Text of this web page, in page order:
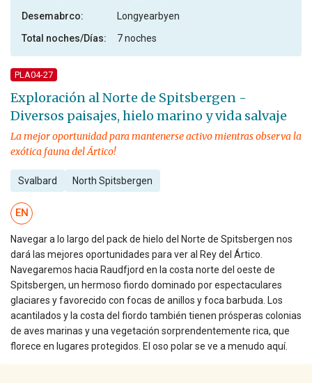
PLA04-27
Exploración al Norte de Spitsbergen -
Diversos paisajes, hielo marino y vida salvaje
La mejor oportunidad para mantenerse activo mientras observa la
exótica fauna del Ártico!
Svalbard North Spitsbergen
EN
Navegar a lo largo del pack de hielo del Norte de Spitsbergen nos
dará las mejores oportunidades para ver al Rey del Ártico.
Navegaremos hacia Raudfjord en la costa norte del oeste de
Spitsbergen, un hermoso fiordo dominado por espectaculares
glaciares y favorecido con focas de anillos y foca barbuda. Los
acantilados y la costa del fiordo también tienen prósperas colonias
de aves marinas y una vegetación sorprendentemente rica, que
florece en lugares protegidos. El oso polar se ve a menudo aquí.
Desemabrco:
Longyearbyen
Total noches/Días:
7 noches